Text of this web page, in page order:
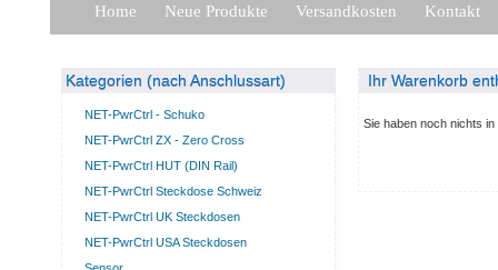
Home Neue Produkte Versandkosten Kontakt
Kategorien (nach Anschlussart)
NET-PwrCtrl - Schuko
NET-PwrCtrl ZX - Zero Cross
NET-PwrCtrl HUT (DIN Rail)
NET-PwrCtrl Steckdose Schweiz
NET-PwrCtrl UK Steckdosen
NET-PwrCtrl USA Steckdosen
Ihr Warenkorb
Sie haben noch nichts